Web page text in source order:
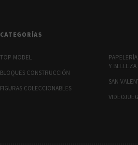
CATEGORÍAS
TOP MODEL
BLOQUES CONSTRUCCIÓN
FIGURAS COLECCIONABLES
Y BELLEZA
SAN